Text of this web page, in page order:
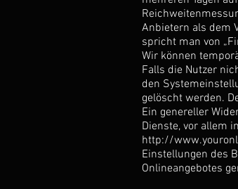
Anbietern als dem
spricht man von
Wir können
Falls die Nutzer
den
gelöscht werden.
Ein genereller
Dienste, vor allem
http://
Einstellungen des
Onlineangebotes